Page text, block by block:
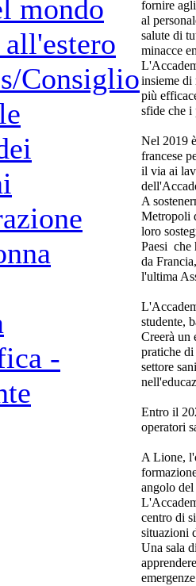
mondo
Consiglio
-
fornire
al
salute di
minacce
insieme di
più
sfide che i
Nel 2019
francese
il via ai
A
Metropoli
loro
Paesi che
da
l'ultima
studente,
Creerà un
pratiche
settore
Entro il
operatori
A Lione,
angolo
centro di
situazioni
Una sala